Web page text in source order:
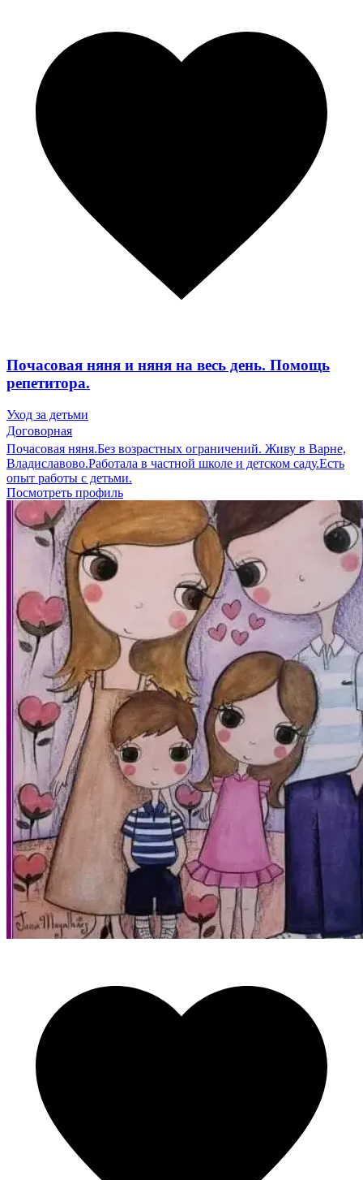
Почасовая няня и няня на весь день. Помощь
репетитора.
Уход за детьми
Договорная
Почасовая няня.Без возрастных ограничений. Живу в Варне,
Владиславово.Работала в частной школе и детском саду.Есть
опыт работы с детьми.
Посмотреть профиль